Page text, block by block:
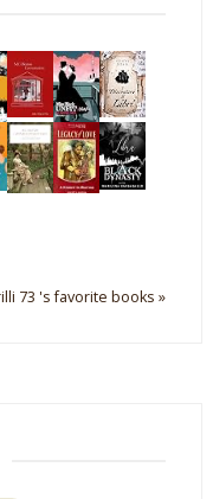
73 's favorite books »